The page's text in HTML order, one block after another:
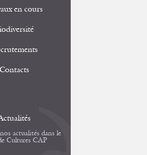
en cours
Contacts
actualités dans le
Cultures CAP